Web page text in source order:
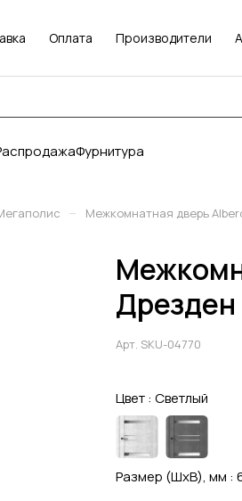
Оплата Производители
Фурнитура
– Межкомнатная дверь
Арт. SKU-04770
Цвет : Светлый
Размер (ШхВ), мм :